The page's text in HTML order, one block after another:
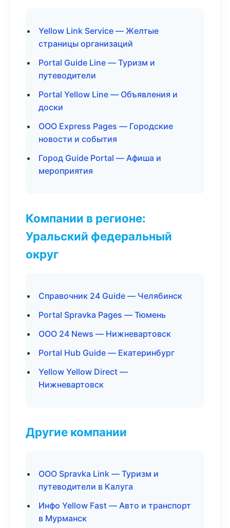
Yellow Link Service — Желтые
страницы организаций
Portal Guide Line — Туризм и
путеводители
Portal Yellow Line — Объявления и
доски
ООО Express Pages — Городские
новости и события
Город Guide Portal — Афиша и
мероприятия
Компании в регионе:
Уральский федеральный
округ
Справочник 24 Guide — Челябинск
Portal Spravka Pages — Тюмень
ООО 24 News — Нижневартовск
Portal Hub Guide — Екатеринбург
Yellow Yellow Direct —
Нижневартовск
Другие компании
ООО Spravka Link — Туризм и
путеводители в Калуга
Инфо Yellow Fast — Авто и транспорт
в Мурманск